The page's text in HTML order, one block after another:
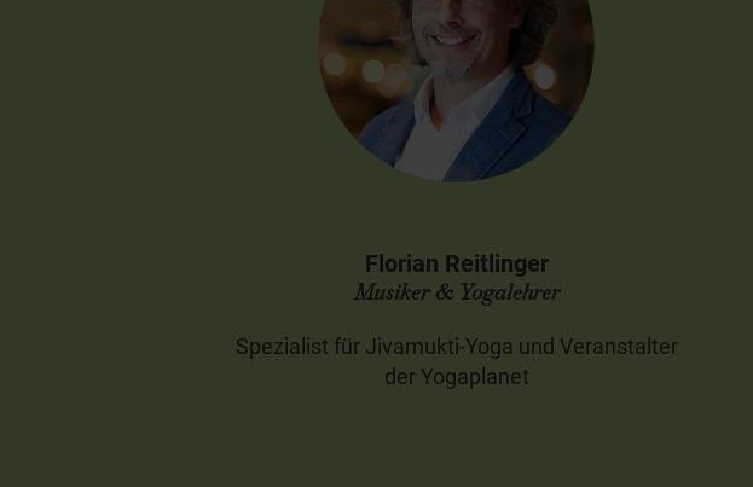
Florian Reitlinger
Musiker & Yogalehrer
Spezialist für Jivamukti-Yoga und Veranstalter
der Yogaplanet